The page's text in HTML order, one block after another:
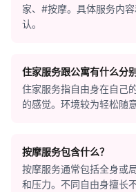
家、#按摩。具体服务内
认。
住家服务跟公寓有什么分别
住家服务指自由身在自己
的感觉。环境较为轻松随
按摩服务包含什么？
按摩服务通常包括全身或
和压力。不同自由身擅长